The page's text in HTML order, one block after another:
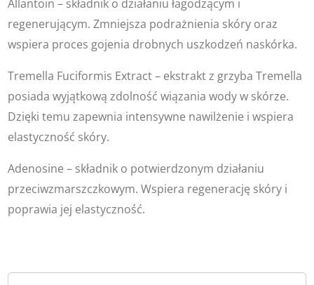
Allantoin – składnik o działaniu łagodzącym i
regenerującym. Zmniejsza podrażnienia skóry oraz
wspiera proces gojenia drobnych uszkodzeń naskórka.
Tremella Fuciformis Extract – ekstrakt z grzyba Tremella
posiada wyjątkową zdolność wiązania wody w skórze.
Dzięki temu zapewnia intensywne nawilżenie i wspiera
elastyczność skóry.
Adenosine – składnik o potwierdzonym działaniu
przeciwzmarszczkowym. Wspiera regenerację skóry i
poprawia jej elastyczność.